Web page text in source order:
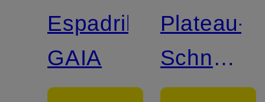
Espadrilles
GAIA
Plateau-
Schnürer
SNEAK